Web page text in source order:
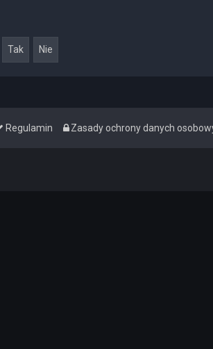
Zasady ochrony danych
Regulamin